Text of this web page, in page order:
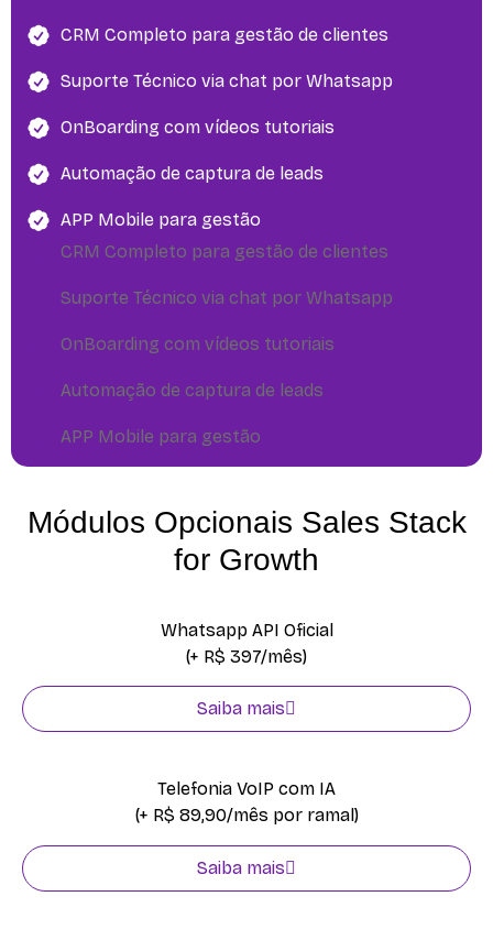
CRM Completo para gestão de clientes
Suporte Técnico via chat por Whatsapp
OnBoarding com vídeos tutoriais
Automação de captura de leads
APP Mobile para gestão
CRM Completo para gestão de clientes
Suporte Técnico via chat por Whatsapp
OnBoarding com vídeos tutoriais
Automação de captura de leads
APP Mobile para gestão
Módulos Opcionais Sales Stack
for Growth
Whatsapp API Oficial
(+ R$ 397/mês)
Saiba mais
Telefonia VoIP com IA
(+ R$ 89,90/mês por ramal)
Saiba mais